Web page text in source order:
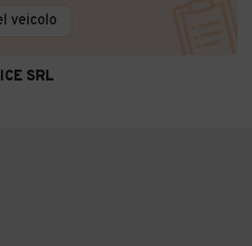
veicolo
SRL